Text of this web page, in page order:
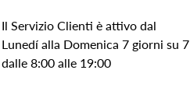
Il Servizio Clienti è attivo dal
Lunedí alla Domenica 7 giorni su 7
dalle 8:00 alle 19:00